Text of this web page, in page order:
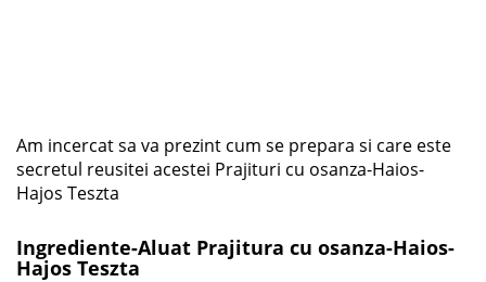
Am incercat sa va prezint cum se prepara si care este
secretul reusitei acestei Prajituri cu osanza-Haios-
Hajos Teszta
Ingrediente-Aluat Prajitura cu osanza-Haios-
Hajos Teszta